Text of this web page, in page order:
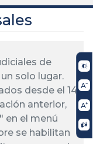
de
solo lugar.
desde el 14
anterior,
en el menú
se habilitan